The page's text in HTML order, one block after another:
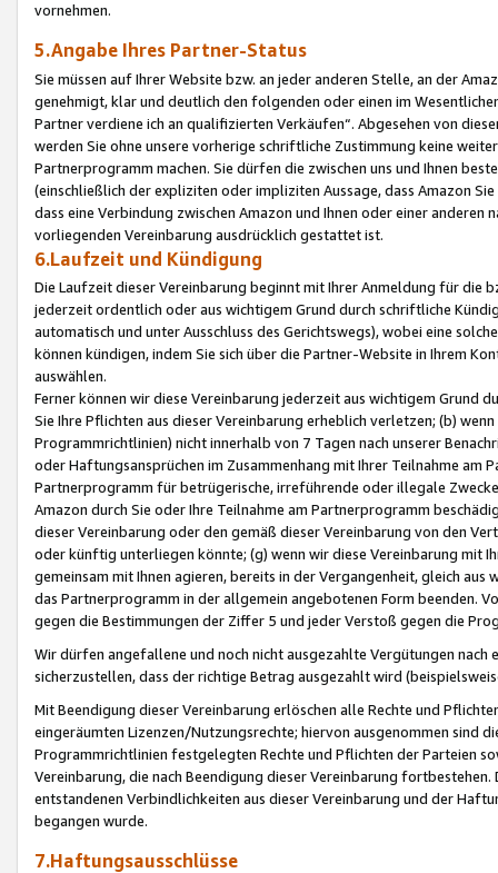
vornehmen.
5.Angabe Ihres Partner-Status
Sie müssen auf Ihrer Website bzw. an jeder anderen Stelle, an der
genehmigt, klar und deutlich den folgenden oder einen im
Partner verdiene ich an qualifizierten Verkäufen“. Abgesehen von
werden Sie ohne unsere vorherige schriftliche Zustimmung keine
Partnerprogramm machen. Sie dürfen die zwischen uns und Ihnen
(einschließlich der expliziten oder impliziten Aussage, dass Amazon
dass eine Verbindung zwischen Amazon und Ihnen oder einer
vorliegenden Vereinbarung ausdrücklich gestattet ist.
6.Laufzeit und Kündigung
Die Laufzeit dieser Vereinbarung beginnt mit Ihrer Anmeldung für die
jederzeit ordentlich oder aus wichtigem Grund durch schriftliche
automatisch und unter Ausschluss des Gerichtswegs), wobei eine
können kündigen, indem Sie sich über die Partner-Website in Ihrem
auswählen.
Ferner können wir diese Vereinbarung jederzeit aus wichtigem Grund
Sie Ihre Pflichten aus dieser Vereinbarung erheblich verletzen; (b)
Programmrichtlinien) nicht innerhalb von 7 Tagen nach unserer
oder Haftungsansprüchen im Zusammenhang mit Ihrer Teilnahme am
Partnerprogramm für betrügerische, irreführende oder illegale
Amazon durch Sie oder Ihre Teilnahme am Partnerprogramm
dieser Vereinbarung oder den gemäß dieser Vereinbarung von den
oder künftig unterliegen könnte; (g) wenn wir diese Vereinbarung mit
gemeinsam mit Ihnen agieren, bereits in der Vergangenheit, gleich
das Partnerprogramm in der allgemein angebotenen Form beenden.
gegen die Bestimmungen der Ziffer 5 und jeder Verstoß gegen die
Wir dürfen angefallene und noch nicht ausgezahlte Vergütungen
sicherzustellen, dass der richtige Betrag ausgezahlt wird
Mit Beendigung dieser Vereinbarung erlöschen alle Rechte und
eingeräumten Lizenzen/Nutzungsrechte; hiervon ausgenommen sind
Programmrichtlinien festgelegten Rechte und Pflichten der Parteien
Vereinbarung, die nach Beendigung dieser Vereinbarung
entstandenen Verbindlichkeiten aus dieser Vereinbarung und der
begangen wurde.
7.Haftungsausschlüsse